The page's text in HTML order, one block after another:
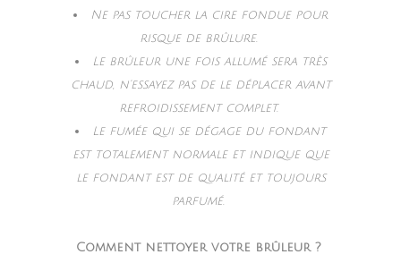
Ne pas toucher la cire fondue pour
risque de brûlure.
Le brûleur une fois allumé sera très
chaud, n’essayez pas de le déplacer avant
refroidissement complet.
Le fumée qui se dégage du fondant
est totalement normale et indique que
le fondant est de qualité et toujours
parfumé.
Comment nettoyer votre brûleur ?